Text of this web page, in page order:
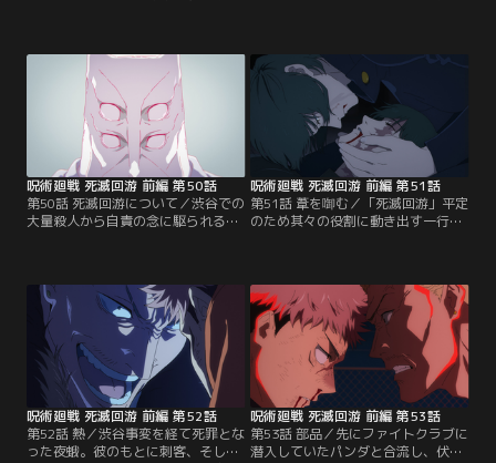
死刑執行猶予が取り消されたことを
知らされる。更に虎杖の死刑執行役
として特級術師・乙骨憂太が急襲。
虎杖は乙骨の圧倒的な呪力量に追い
詰められる--。【提供：バンダイチ
ャンネル】
続けた脹相は、赤血操術を駆使して
応戦。そして死闘が決着したかに思
われたそのとき、乙骨が微動だにし
ない虎杖の身体を引きずりながら現
れ--【提供：バンダイチャンネル】
呪術廻戦 死滅回游 前編 第50話
第50話 死滅回游について／渋谷での
大量殺人から自責の念に駆られる虎
流する。一行は「五条の封印されて
いる獄門疆の封印の解き方」と「加
茂憲倫の具体的な目的と今後の出
方」を求めて、天元に会うため薨星
宮に向かう。天元は質問に答えると
共に…。【提供：バンダイチャンネ
ル】
呪術廻戦 死滅回游 前編 第51話
第51話 葦を啣む／「死滅回游」平定
のため其々の役割に動き出す一行。
罵倒、そして母からの制止も聞かず
に忌庫へと向かう真希。そして忌庫
の扉を開くと、空となった中身の代
わりに、血まみれの真依と、父・禪
院扇の姿があった----。【提供：バ
ンダイチャンネル】
呪術廻戦 死滅回游 前編 第52話
第52話 熱／渋谷事変を経て死罪とな
った夜蛾。彼のもとに刺客、そして
呪術廻戦 死滅回游 前編 第53話
第53話 部品／先にファイトクラブに
潜入していたパンダと合流し、伏黒